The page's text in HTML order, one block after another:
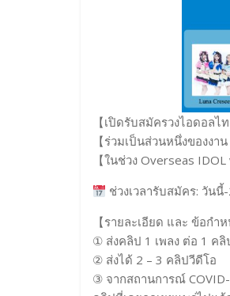
【เปิดรับสมัครวงไอดอลไท
【ร่วมเป็นส่วนหนึ่งของงา
【ในช่วง Overseas
ช่วงเวลารับสมัคร: วัน
【รายละเอียด และ ข้อกำห
① ส่งคลิป 1 เพลง ต่อ 1 คลิ
② ส่งได้ 2 – 3 คลิปวีดีโอ
③ จากสถานการณ์